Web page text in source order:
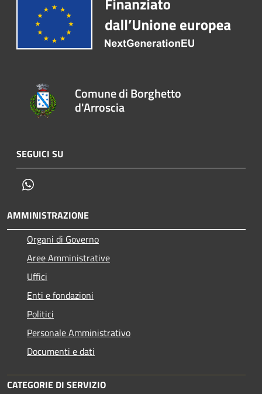
Comune di Borghetto
d'Arroscia
SEGUICI SU
AMMINISTRAZIONE
Organi di Governo
Aree Amministrative
Uffici
Enti e fondazioni
Politici
Personale Amministrativo
Documenti e dati
CATEGORIE DI SERVIZIO